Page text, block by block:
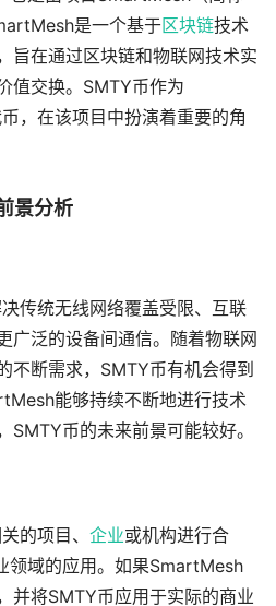
是一个基于区块链技术
旨在通过区块链和物联网技术实
值交换。SMTY币作为
，在该项目中扮演着重要的角
景分析
传统无线网络覆盖受限、互联
广泛的设备间通信。随着物联网
不断需求，SMTY币有机会得到
能够持续不断地进行技术
SMTY币的未来前景可能较好。
的项目、 企业或机构进行合
领域的应用。如果SmartMesh
并将SMTY币应用于实际的商业